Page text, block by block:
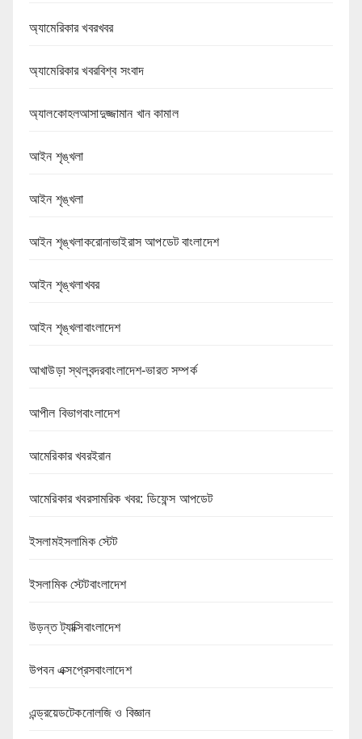
অ্যামেরিকার খবরখবর
অ্যামেরিকার খবরবিশ্ব সংবাদ
অ্যালকোহলআসাদুজ্জামান খান কামাল
আইন শৃঙ্খলা
আইন শৃঙ্খলা
আইন শৃঙ্খলাকরোনাভাইরাস আপডেট বাংলাদেশ
আইন শৃঙ্খলাখবর
আইন শৃঙ্খলাবাংলাদেশ
আখাউড়া স্থলবন্দরবাংলাদেশ-ভারত সম্পর্ক
আপীল বিভাগবাংলাদেশ
আমেরিকার খবরইরান
আমেরিকার খবরসামরিক খবর: ডিফেন্স আপডেট
ইসলামইসলামিক স্টেট
ইসলামিক স্টেটবাংলাদেশ
উড়ন্ত ট্যাক্সিবাংলাদেশ
উপবন এক্সপ্রেসবাংলাদেশ
এন্ড্রয়েডটেকনোলজি ও বিজ্ঞান